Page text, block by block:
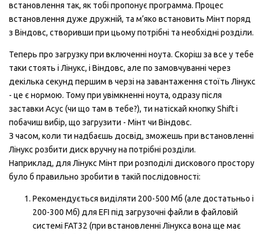
встановлення так, як тобі пропонує программа. Процес
встановлення дуже дружній, та м’яко встановить Мінт поряд
з Віндовс, створивши при цьому потрібні та необхідні розділи.
Теперь про загрузку при включенні ноута. Скоріш за все у тебе
таки стоять і Лінукс, і Віндовс, але по замовчуванні через
декілька секунд першим в черзі на завантаження стоїть Лінукс
- це є нормою. Тому при увімкненні ноута, одразу після
заставки Асус (чи що там в тебе?), ти натіскай кнопку Shift і
побачиш вибір, що загрузити - Мінт чи Віндовс.
З часом, коли ти надбаєшь досвід, зможешь при встановленні
Лінукс розбити диск вручну на потрібні розділи.
Наприклад, для Лінукс Мінт при розподілі дискового простору
було б правильно зробити в такій послідовності:
Рекомендується виділяти 200-500 Мб (але достатьньо і
200-300 Мб) для EFI під загрузочні файли в файловій
системі FAT32 (при встановленні Лінукса вона ще має